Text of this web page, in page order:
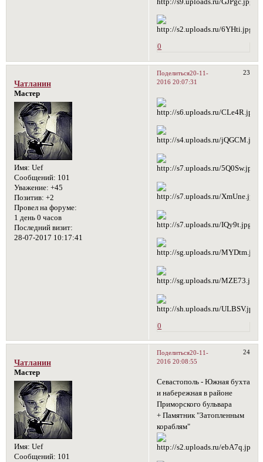
0
Поделиться 23
20-11-
2016 20:07:31
Чатланин
Мастер
Имя: Uef
Сообщений: 101
Уважение: +45
Позитив: +2
Провел на форуме:
1 день 0 часов
Последний визит:
28-07-2017 10:17:41
0
Поделиться 24
20-11-
2016 20:08:55
Чатланин
Мастер
Имя: Uef
Сообщений: 101
Севастополь - Южная бухта
и набережная в районе
Приморского бульвара
+ Памятник "Затопленным
кораблям"